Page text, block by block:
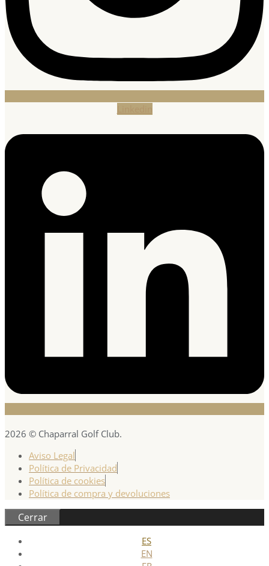
2026 © Chaparral Golf Club.
Aviso Legal
Política de Privacidad
Política de cookies
Política de compra y devoluciones
Cerrar
ES
EN